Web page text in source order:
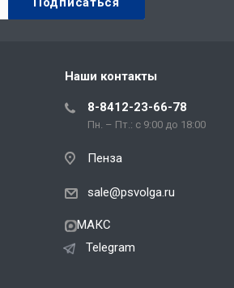
Наши контакты
8-8412-23-66-78
Пн. – Пт.: с 9:00 до 18:00
Пенза
sale@psvolga.ru
МАКС
Telegram